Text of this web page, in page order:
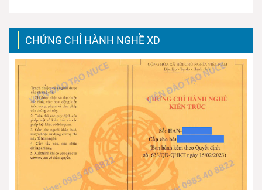
CHỨNG CHỈ HÀNH NGHỀ XD